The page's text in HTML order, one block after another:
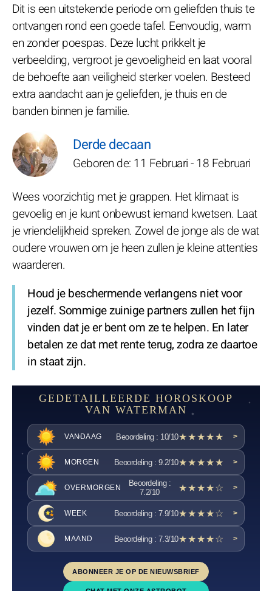
Dit is een uitstekende periode om geliefden thuis te
ontvangen rond een goede tafel. Eenvoudig, warm
en zonder poespas. Deze lucht prikkelt je
verbeelding, vergroot je gevoeligheid en laat vooral
de behoefte aan veiligheid sterker voelen. Besteed
extra aandacht aan je geliefden, je thuis en de
banden binnen je familie.
Derde decaan
Geboren de: 11 Februari - 18 Februari
Wees voorzichtig met je grappen. Het klimaat is
gevoelig en je kunt onbewust iemand kwetsen. Laat
je vriendelijkheid spreken. Zowel de jonge als de wat
oudere vrouwen om je heen zullen je kleine attenties
waarderen.
Houd je beschermende verlangens niet voor
jezelf. Sommige zuinige partners zullen het fijn
vinden dat je er bent om ze te helpen. En later
betalen ze dat met rente terug, zodra ze daartoe
in staat zijn.
GEDETAILLEERDE HOROSKOOP
VAN WATERMAN
VANDAAG Beoordeling : 10/10★★★★★ >
MORGEN Beoordeling : 9.2/10★★★★★ >
OVERMORGEN
Beoordeling :
7.2/10
★★★★☆ >
WEEK Beoordeling : 7.9/10★★★★☆ >
MAAND Beoordeling : 7.3/10★★★★☆ >
ABONNEER JE OP DE NIEUWSBRIEF